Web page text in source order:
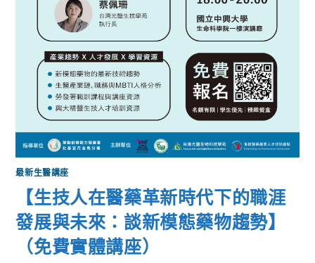
最新生醫講座
【生技人在醫藥革新時代下的職涯
發展與未來：談新模態藥物趨勢】
（免費實體講座）